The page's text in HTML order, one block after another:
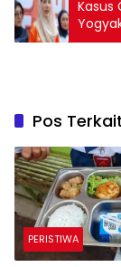
Kasus
Minta
Pos
PERISTIWA